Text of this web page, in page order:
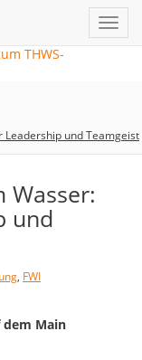
und Teamgeist
Wasser:
und
, FWI
Main